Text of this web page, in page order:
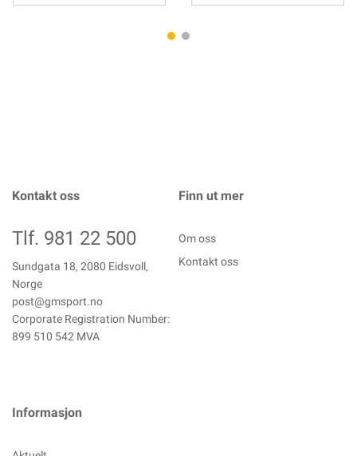
Kontakt oss
Tlf. 981 22 500
Sundgata 18, 2080 Eidsvoll,
Norge
post@gmsport.no
Corporate Registration Number:
899 510 542 MVA
Finn ut mer
Om oss
Kontakt oss
Informasjon